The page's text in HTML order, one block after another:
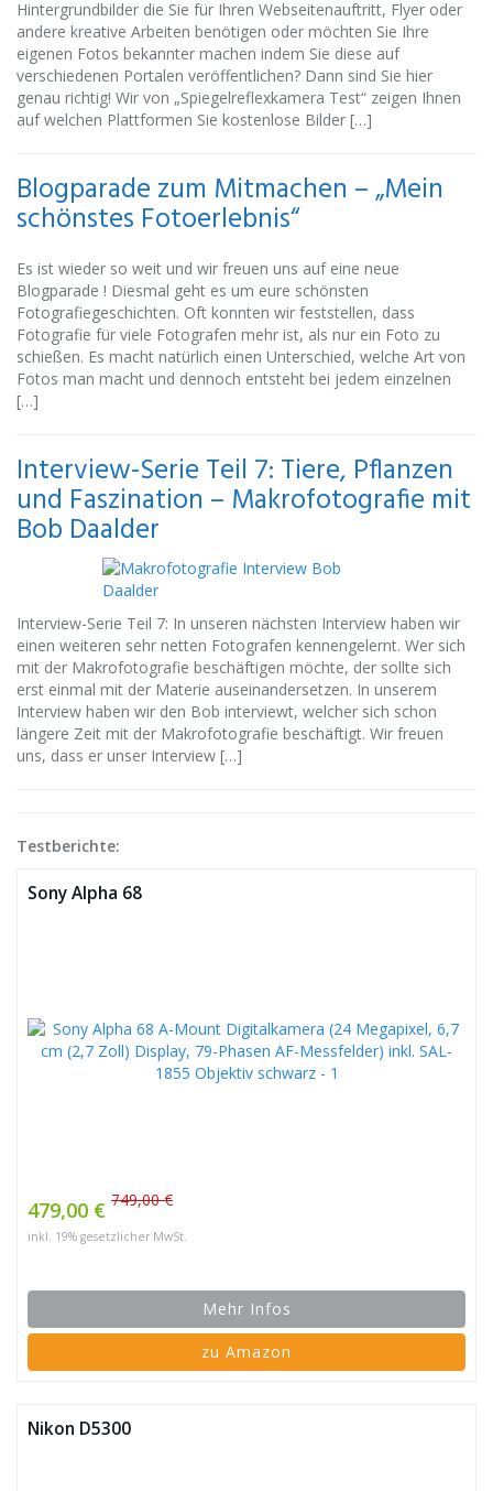
Hintergrundbilder die Sie für Ihren Webseitenauftritt, Flyer oder
andere kreative Arbeiten benötigen oder möchten Sie Ihre
eigenen Fotos bekannter machen indem Sie diese auf
verschiedenen Portalen veröffentlichen? Dann sind Sie hier
genau richtig! Wir von „Spiegelreflexkamera Test“ zeigen Ihnen
auf welchen Plattformen Sie kostenlose Bilder […]
Blogparade zum Mitmachen – „Mein
schönstes Fotoerlebnis“
Es ist wieder so weit und wir freuen uns auf eine neue
Blogparade ! Diesmal geht es um eure schönsten
Fotografiegeschichten. Oft konnten wir feststellen, dass
Fotografie für viele Fotografen mehr ist, als nur ein Foto zu
schießen. Es macht natürlich einen Unterschied, welche Art von
Fotos man macht und dennoch entsteht bei jedem einzelnen
[…]
Interview-Serie Teil 7: Tiere, Pflanzen
und Faszination – Makrofotografie mit
Bob Daalder
Interview-Serie Teil 7: In unseren nächsten Interview haben wir
einen weiteren sehr netten Fotografen kennengelernt. Wer sich
mit der Makrofotografie beschäftigen möchte, der sollte sich
erst einmal mit der Materie auseinandersetzen. In unserem
Interview haben wir den Bob interviewt, welcher sich schon
längere Zeit mit der Makrofotografie beschäftigt. Wir freuen
uns, dass er unser Interview […]
Testberichte:
Sony Alpha 68
479,00 € 749,00 €
inkl. 19% gesetzlicher MwSt.
Mehr Infos
zu Amazon
Nikon D5300